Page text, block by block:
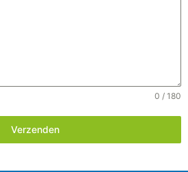
0 / 180
Verzenden